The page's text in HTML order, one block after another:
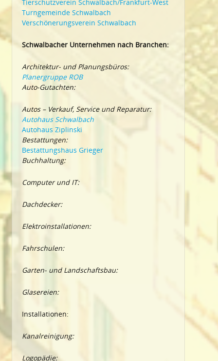
Tierschutzverein Schwalbach/Frankfurt-West
Turngemeinde Schwalbach
Verschönerungsverein Schwalbach
Schwalbacher Unternehmen nach Branchen:
Architektur- und Planungsbüros:
Planergruppe ROB
Auto-Gutachten:
Autos – Verkauf, Service und Reparatur:
Autohaus Schwalbach
Autohaus Ziplinski
Bestattungen:
Bestattungshaus Grieger
Buchhaltung:
Computer und IT:
Dachdecker:
Elektroinstallationen:
Fahrschulen:
Garten- und Landschaftsbau:
Glasereien:
Installationen:
Kanalreinigung:
Logopädie: